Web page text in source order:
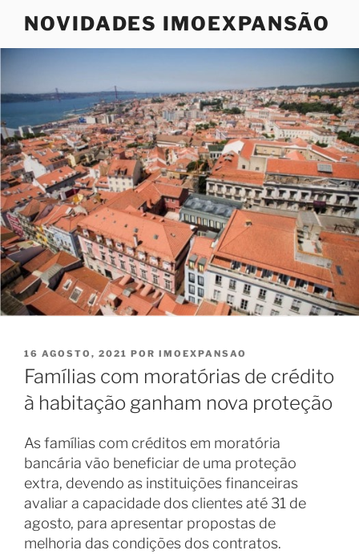
o
NOVIDADES IMOEXPANSÃO
PUBLICADO
EM
16 AGOSTO, 2021 POR IMOEXPANSAO
Famílias com moratórias de crédito
à habitação ganham nova proteção
As famílias com créditos em moratória
bancária vão beneficiar de uma proteção
extra, devendo as instituições financeiras
avaliar a capacidade dos clientes até 31 de
agosto, para apresentar propostas de
melhoria das condições dos contratos.